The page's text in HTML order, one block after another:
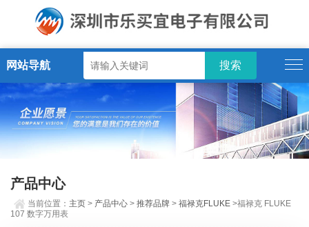
网站导航
产品中心
当前位置： 主页 > 产品中心 >推荐品牌 >福禄克FLUKE >福禄克 FLUKE
107 数字万用表